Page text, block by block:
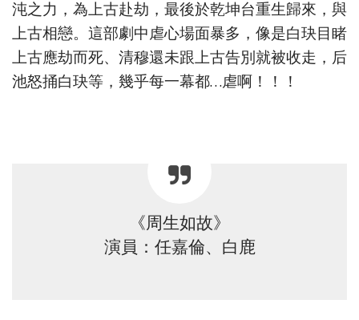
沌之力，為上古赴劫，最後於乾坤台重生歸來，與
上古相戀。這部劇中虐心場面暴多，像是白玦目睹
上古應劫而死、清穆還未跟上古告別就被收走，后
池怒捅白玦等，幾乎每一幕都…虐啊！！！
《周生如故》
演員：任嘉倫、白鹿